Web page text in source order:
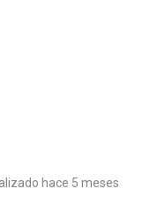
hace 5 meses